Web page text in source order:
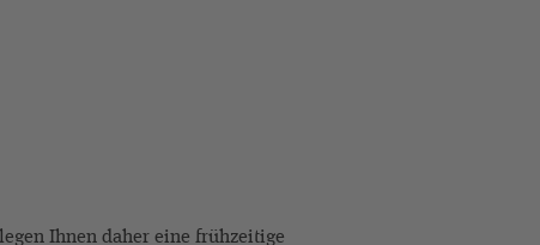
Ihnen daher eine frühzeitige